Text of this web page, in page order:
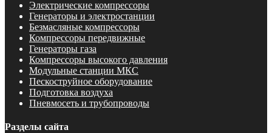
Электрические компрессоры
Генераторы и электростанции
Безмасляные компрессоры
Компрессоры передвижные
Генераторы газа
Компрессоры высокого давления
Модульные станции МКС
Пескоструйное оборудование
Подготовка воздуха
Пневмосеть и трубопроводы
Разделы сайта